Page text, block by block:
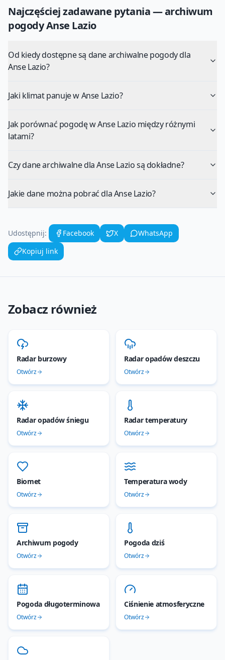
Najczęściej zadawane pytania — archiwum
pogodyAnse Lazio
Od kiedy dostępne są dane archiwalne pogody dla
Anse Lazio?
Jaki klimat panuje w Anse Lazio?
Jak porównać pogodę w Anse Lazio między różnymi
latami?
Czy dane archiwalne dla Anse Lazio są dokładne?
Jakie dane można pobrać dla Anse Lazio?
Udostępnij: Facebook X
WhatsApp
Kopiuj link
Zobacz również
Radar burzowy
Otwórz
Radar opadów deszczu
Otwórz
Radar opadów śniegu
Otwórz
Radar temperatury
Otwórz
Biomet
Otwórz
Temperatura wody
Otwórz
Archiwum pogody
Otwórz
Pogoda dziś
Otwórz
Pogoda długoterminowa
Otwórz
Ciśnienie atmosferyczne
Otwórz